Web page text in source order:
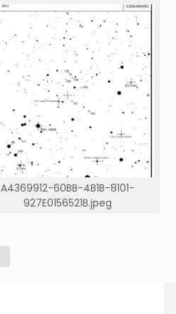
A4369912-60BB-4B1B-8101-
927E0156521B.jpeg